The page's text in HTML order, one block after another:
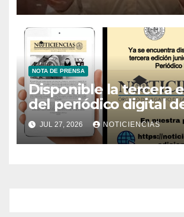
NOTA DE PRENSA
Disponible la tercera
del periódico digital
Noticiencias 2026
JUL 27, 2026 NOTICIENCIAS